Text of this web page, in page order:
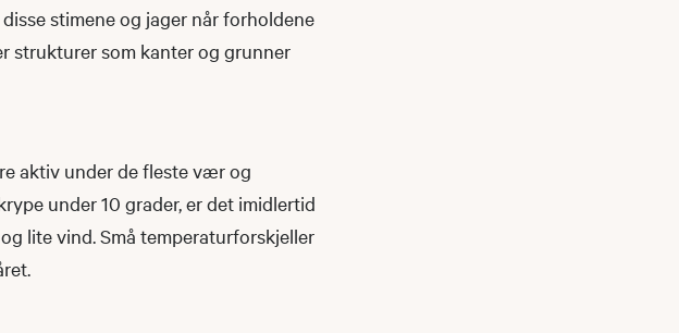
stimene og jager når forholdene
strukturer som kanter og grunner
aktiv under de fleste vær og
under 10 grader, er det imidlertid
lite vind. Små temperaturforskjeller